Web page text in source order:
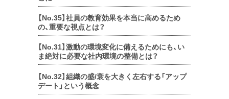
【No.35】社員の教育効果を本当に高めるため
の、重要な視点とは？
【No.31】激動の環境変化に備えるためにも、い
ま絶対に必要な社内環境の整備とは？
【No.32】組織の盛/衰を大きく左右する「アップ
デート」という概念